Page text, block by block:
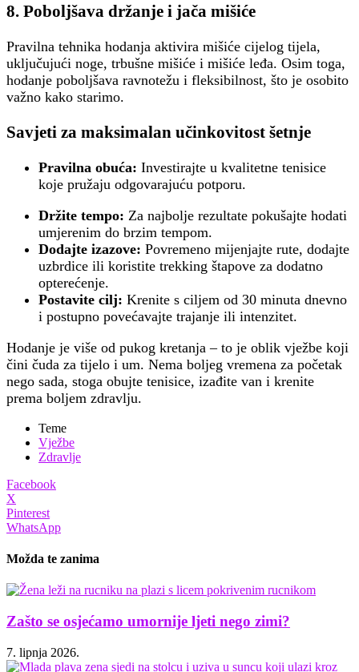
8. Poboljšava držanje i jača mišiće
Pravilna tehnika hodanja aktivira mišiće cijelog tijela,
uključujući noge, trbušne mišiće i mišiće leđa. Osim toga,
hodanje poboljšava ravnotežu i fleksibilnost, što je osobito
važno kako starimo.
Savjeti za maksimalan učinkovitost šetnje
Pravilna obuća: Investirajte u kvalitetne tenisice
koje pružaju odgovarajuću potporu.
Držite tempo: Za najbolje rezultate pokušajte hodati
umjerenim do brzim tempom.
Dodajte izazove: Povremeno mijenjajte rute, dodajte
uzbrdice ili koristite trekking štapove za dodatno
opterećenje.
Postavite cilj: Krenite s ciljem od 30 minuta dnevno
i postupno povećavajte trajanje ili intenzitet.
Hodanje je više od pukog kretanja – to je oblik vježbe koji
čini čuda za tijelo i um. Nema boljeg vremena za početak
nego sada, stoga obujte tenisice, izađite van i krenite
prema boljem zdravlju.
Teme
Vježbe
Zdravlje
Facebook
X
Pinterest
WhatsApp
Možda te zanima
Zašto se osjećamo umornije ljeti nego zimi?
7. lipnja 2026.